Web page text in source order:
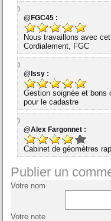
@FGC45 :
Nous travaillons avec
Cordialement, FGC
@Issy :
Gestion soignée et bons
pour le cadastre
@Alex Fargonnet :
Cabinet de géomètres
Publier un
Votre nom
Votre note